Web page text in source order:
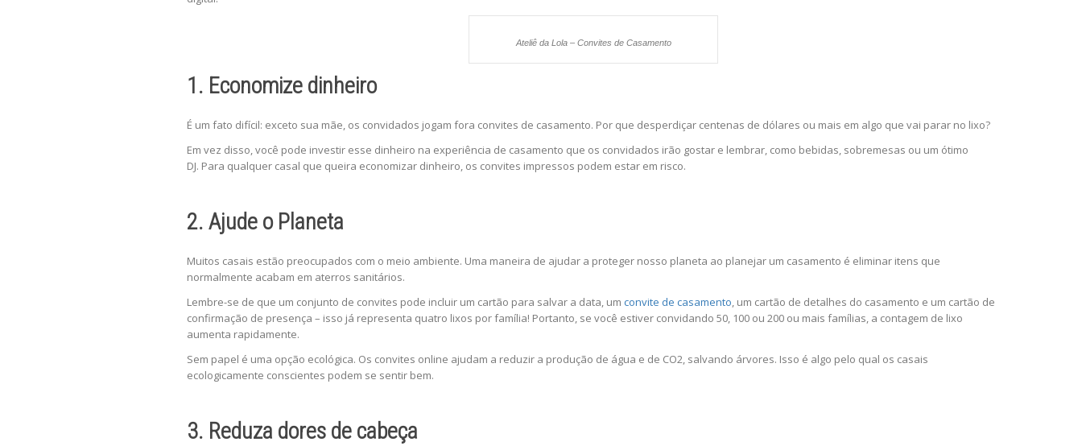
Ateliê da Lola – Convites de Casamento
1. Economize dinheiro
É um fato difícil: exceto sua mãe, os convidados jogam fora convites de casamento. Por que desperdiçar centenas de dólares ou mais em algo que vai parar no lixo?
Em vez disso, você pode investir esse dinheiro na experiência de casamento que os convidados irão gostar e lembrar, como bebidas, sobremesas ou um ótimo
DJ. Para qualquer casal que queira economizar dinheiro, os convites impressos podem estar em risco.
2. Ajude o Planeta
Muitos casais estão preocupados com o meio ambiente. Uma maneira de ajudar a proteger nosso planeta ao planejar um casamento é eliminar itens que
normalmente acabam em aterros sanitários.
Lembre-se de que um conjunto de convites pode incluir um cartão para salvar a data, um convite de casamento, um cartão de detalhes do casamento e um cartão de
confirmação de presença – isso já representa quatro lixos por família! Portanto, se você estiver convidando 50, 100 ou 200 ou mais famílias, a contagem de lixo
aumenta rapidamente.
Sem papel é uma opção ecológica. Os convites online ajudam a reduzir a produção de água e de CO2, salvando árvores. Isso é algo pelo qual os casais
ecologicamente conscientes podem se sentir bem.
3. Reduza dores de cabeça